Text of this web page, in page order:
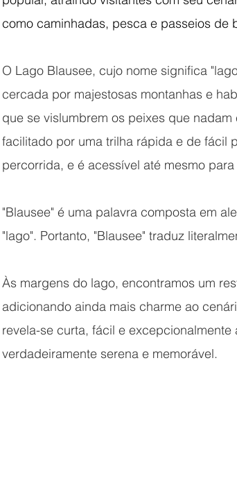
como caminhadas, pesca e passeios de
O Lago Blausee, cujo nome significa
cercada por majestosas montanhas e
que se vislumbrem os peixes que
facilitado por uma trilha rápida e de fácil
percorrida, e é acessível até mesmo
"Blausee" é uma palavra composta em
"lago". Portanto, "Blausee" traduz
Às margens do lago, encontramos um
adicionando ainda mais charme ao
revela-se curta, fácil e
verdadeiramente serena e memorável.